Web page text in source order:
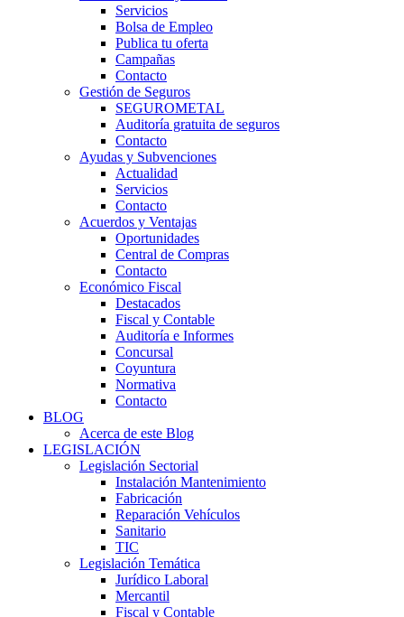
Servicios
Bolsa de Empleo
Publica tu oferta
Campañas
Contacto
Gestión de Seguros
SEGUROMETAL
Auditoría gratuita de seguros
Contacto
Ayudas y Subvenciones
Actualidad
Servicios
Contacto
Acuerdos y Ventajas
Oportunidades
Central de Compras
Contacto
Económico Fiscal
Destacados
Fiscal y Contable
Auditoría e Informes
Concursal
Coyuntura
Normativa
Contacto
BLOG
Acerca de este Blog
LEGISLACIÓN
Legislación Sectorial
Instalación Mantenimiento
Fabricación
Reparación Vehículos
Sanitario
TIC
Legislación Temática
Jurídico Laboral
Mercantil
Fiscal y Contable